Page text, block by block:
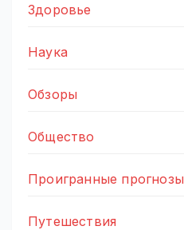
Здоровье
Наука
Обзоры
Общество
Проигранные прогнозы
Путешествия